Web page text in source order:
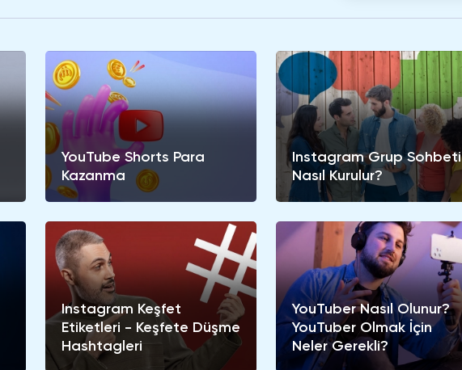
YouTube Shorts Para
Kazanma
Instagram Keşfet
Etiketleri - Keşfete Düşme
Hashtagleri
Instagram Grup Sohbeti
Nasıl Kurulur?
YouTuber Nasıl Olunur?
YouTuber Olmak İçin
Neler Gerekli?